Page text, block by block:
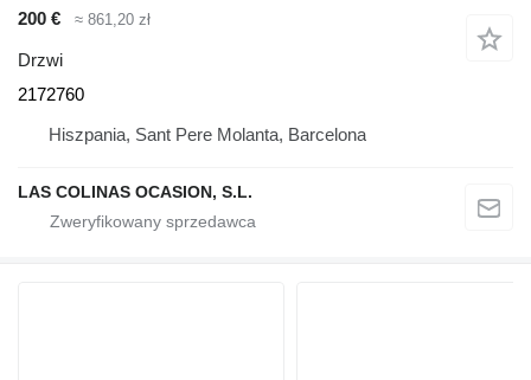
200 € ≈ 861,20 zł
Drzwi
2172760
Hiszpania, Sant Pere Molanta, Barcelona
LAS COLINAS OCASION, S.L.